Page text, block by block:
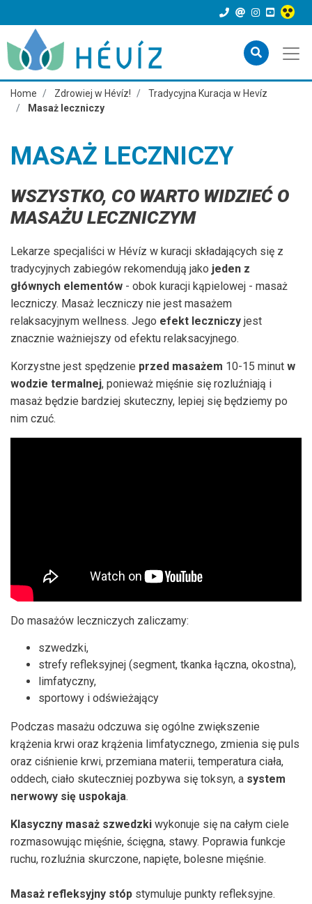
Home Zdrowiej w Hévíz!
Tradycyjna Kuracja w Hevíz
Masaż leczniczy
MASAŻ LECZNICZY
WSZYSTKO, CO WARTO WIDZIEĆ O
MASAŻU LECZNICZYM
Lekarze specjaliści w Hévíz w kuracji składających się z
tradycyjnych zabiegów rekomendują jako jeden z
głównych elementów - obok kuracji kąpielowej - masaż
leczniczy. Masaż leczniczy nie jest masażem
relaksacyjnym wellness. Jego efekt leczniczy jest
znacznie ważniejszy od efektu relaksacyjnego.
Korzystne jest spędzenie przed masażem 10-15 minut w
wodzie termalnej, ponieważ mięśnie się rozluźniają i
masaż będzie bardziej skuteczny, lepiej się będziemy po
nim czuć.
Do masażów leczniczych zaliczamy:
szwedzki,
strefy refleksyjnej (segment, tkanka łączna, okostna),
limfatyczny,
sportowy i odświeżający
Podczas masażu odczuwa się ogólne zwiększenie
krążenia krwi oraz krążenia limfatycznego, zmienia się puls
oraz ciśnienie krwi, przemiana materii, temperatura ciała,
oddech, ciało skuteczniej pozbywa się toksyn, a system
nerwowy się uspokaja.
Klasyczny masaż szwedzki wykonuje się na całym ciele
rozmasowując mięśnie, ścięgna, stawy. Poprawia funkcje
ruchu, rozluźnia skurczone, napięte, bolesne mięśnie.
Masaż refleksyjny stóp stymuluje punkty refleksyjne.